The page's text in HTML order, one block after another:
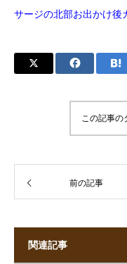
サージの北部お出かけ後
この記事の
前の記事
関連記事